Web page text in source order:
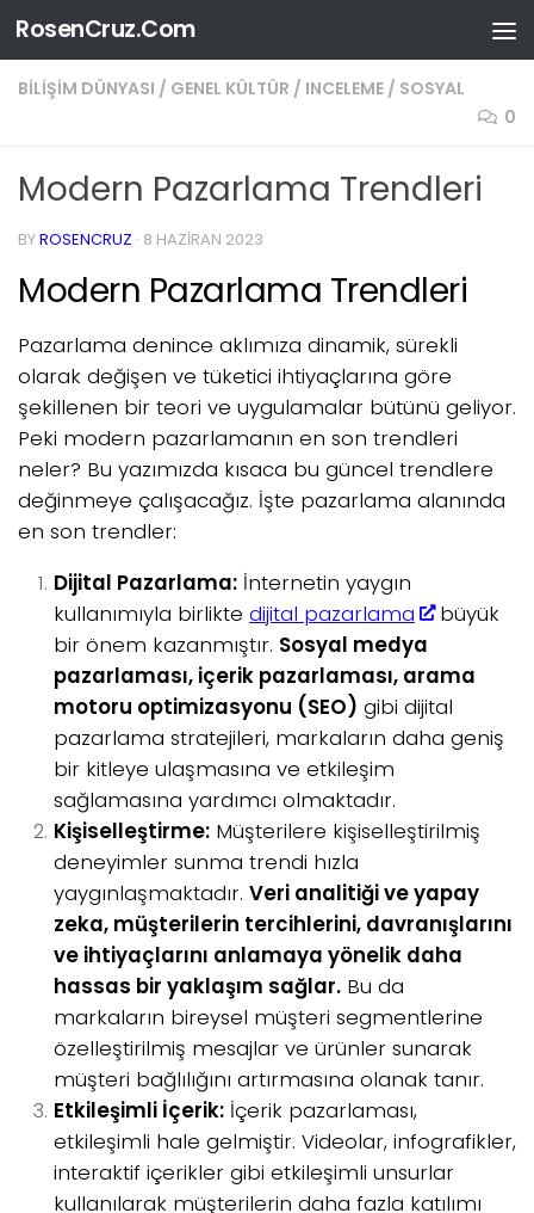
Skip to content
RosenCruz.Com
BILIŞIM DÜNYASI / GENEL KÜLTÜR / INCELEME / SOSYAL
0
Modern Pazarlama Trendleri
BYROSENCRUZ · 8 HAZIRAN 2023
Modern Pazarlama Trendleri
Pazarlama denince aklımıza dinamik, sürekli
olarak değişen ve tüketici ihtiyaçlarına göre
şekillenen bir teori ve uygulamalar bütünü geliyor.
Peki modern pazarlamanın en son trendleri
neler? Bu yazımızda kısaca bu güncel trendlere
değinmeye çalışacağız. İşte pazarlama alanında
en son trendler:
Dijital Pazarlama: İnternetin yaygın
kullanımıyla birlikte dijital pazarlama
büyük
bir önem kazanmıştır. Sosyal medya
pazarlaması, içerik pazarlaması, arama
motoru optimizasyonu (SEO) gibi dijital
pazarlama stratejileri, markaların daha geniş
bir kitleye ulaşmasına ve etkileşim
sağlamasına yardımcı olmaktadır.
Kişiselleştirme: Müşterilere kişiselleştirilmiş
deneyimler sunma trendi hızla
yaygınlaşmaktadır. Veri analitiği ve yapay
zeka, müşterilerin tercihlerini, davranışlarını
ve ihtiyaçlarını anlamaya yönelik daha
hassas bir yaklaşım sağlar. Bu da
markaların bireysel müşteri segmentlerine
özelleştirilmiş mesajlar ve ürünler sunarak
müşteri bağlılığını artırmasına olanak tanır.
Etkileşimli İçerik: İçerik pazarlaması,
etkileşimli hale gelmiştir. Videolar, infografikler,
interaktif içerikler gibi etkileşimli unsurlar
kullanılarak müşterilerin daha fazla katılımı